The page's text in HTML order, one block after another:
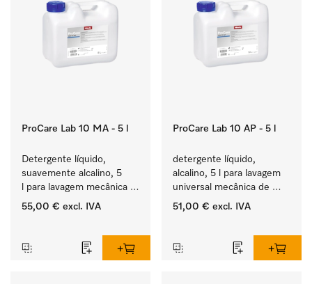
ProCare Lab 10 MA - 5 l
Detergente líquido,
suavemente alcalino, 5
l para lavagem mecânica
cuidada de vidraria e
55,00 € excl. IVA
ProCare Lab 10 AP - 5 l
detergente líquido,
alcalino, 5 l para lavagem
universal mecânica de
vidraria e utensílios de
51,00 € excl. IVA